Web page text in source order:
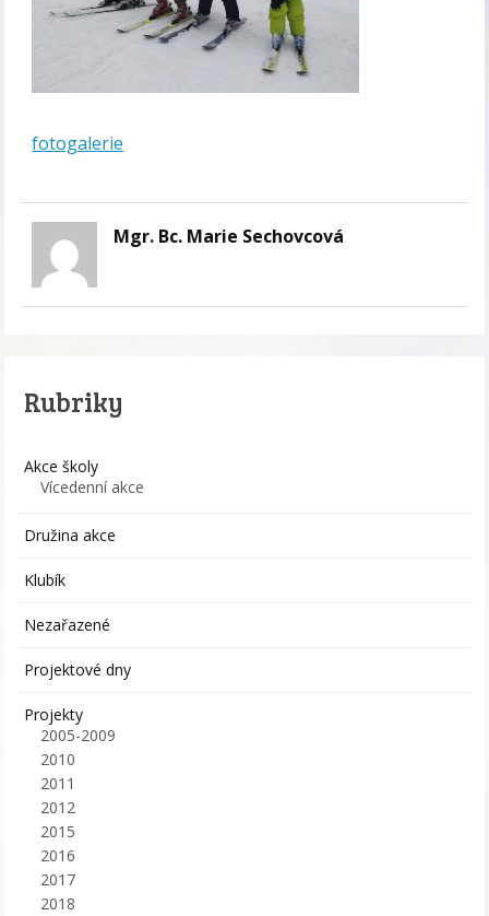
fotogalerie
Mgr. Bc. Marie Sechovcová
Rubriky
Akce školy
Vícedenní akce
Družina akce
Klubík
Nezařazené
Projektové dny
Projekty
2005-2009
2010
2011
2012
2015
2016
2017
2018